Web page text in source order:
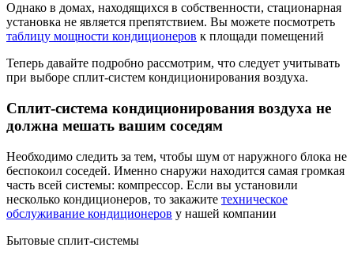
Однако в домах, находящихся в собственности, стационарная
установка не является препятствием. Вы можете посмотреть
таблицу мощности кондиционеров к площади помещений
Теперь давайте подробно рассмотрим, что следует учитывать
при выборе сплит-систем кондиционирования воздуха.
Сплит-система кондиционирования воздуха не
должна мешать вашим соседям
Необходимо следить за тем, чтобы шум от наружного блока не
беспокоил соседей. Именно снаружи находится самая громкая
часть всей системы: компрессор. Если вы установили
несколько кондиционеров, то закажите техническое
обслуживание кондиционеров у нашей компании
Бытовые сплит-системы